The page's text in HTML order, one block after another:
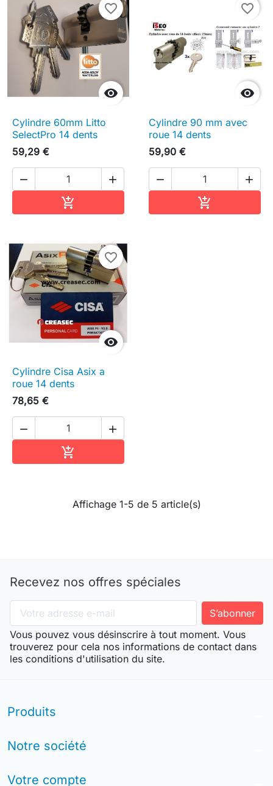

favorite_border
Cylindre 60mm Litto
SelectPro 14 dents
59,29 €
 


favorite_border
Cylindre 90 mm avec
roue 14 dents
59,90 €
 


favorite_border
Cylindre Cisa Asix a
roue 14 dents
78,65 €
 

Affichage 1-5 de 5 article(s)
Recevez nos offres spéciales
Vous pouvez vous désinscrire à tout moment. Vous
trouverez pour cela nos informations de contact dans
les conditions d'utilisation du site.
Produits
Notre société
Votre compte